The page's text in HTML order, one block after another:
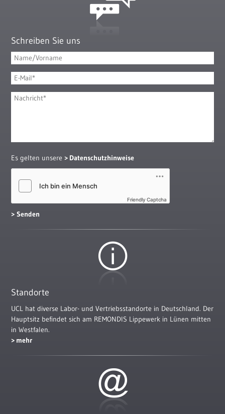
Schreiben Sie uns
Es gelten unsere Datenschutzhinweise
Friendly Captcha
Standorte
UCL hat diverse Labor- und Vertriebsstandorte in Deutschland. Der
Hauptsitz befindet sich am REMONDIS Lippewerk in Lünen mitten
in Westfalen.
mehr